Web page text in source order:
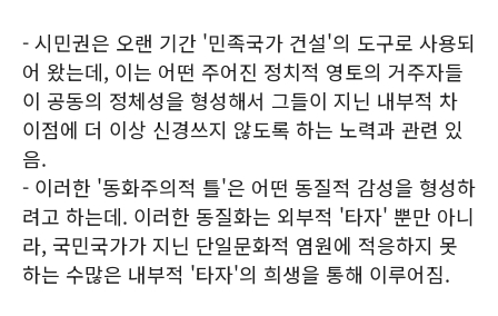
- 시민권은 오랜 기간 '민족국가 건설'의 도구로 사용되
어 왔는데, 이는 어떤 주어진 정치적 영토의 거주자들
이 공동의 정체성을 형성해서 그들이 지닌 내부적 차
이점에 더 이상 신경쓰지 않도록 하는 노력과 관련 있
음.
- 이러한 '동화주의적 틀'은 어떤 동질적 감성을 형성하
려고 하는데. 이러한 동질화는 외부적 '타자' 뿐만 아니
라, 국민국가가 지닌 단일문화적 염원에 적응하지 못
하는 수많은 내부적 '타자'의 희생을 통해 이루어짐.